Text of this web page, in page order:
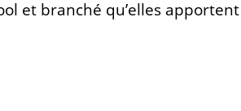
et branché qu’elles